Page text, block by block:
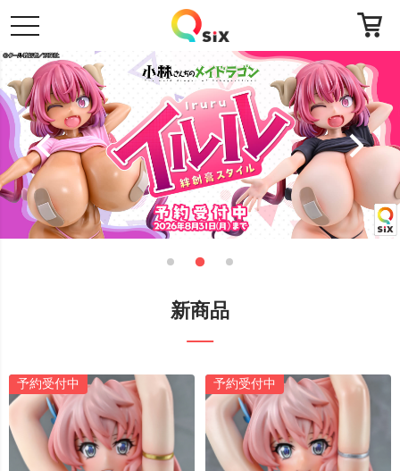
toggle
navigation
新商品
予約受付中 予約受付中